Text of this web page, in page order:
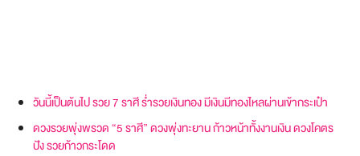
วันนี้เป็นต้นไป รวย 7 ราศี ร่ำรวยเงินทอง มีเงินมีทองไหลผ่านเข้ากระเป๋า
ดวงรวยพุ่งพรวด “5 ราศี” ดวงพุ่งทะยาน ก้าวหน้าทั้งงานเงิน ดวงโคตร
ปัง รวยก้าวกระโดด